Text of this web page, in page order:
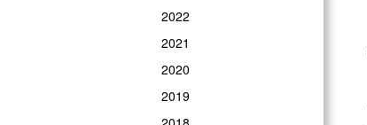
2022
2021
2020
2019